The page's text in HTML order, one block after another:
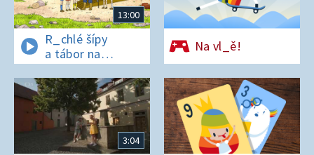
13:00
R_chlé šípy
a tábor na
os_rově
Na vl_ě!
3:04